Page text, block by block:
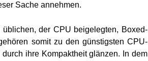
Sache annehmen.
der CPU beigelegten, Boxed-
somit zu den günstigsten CPU-
ihre Kompaktheit glänzen. In dem